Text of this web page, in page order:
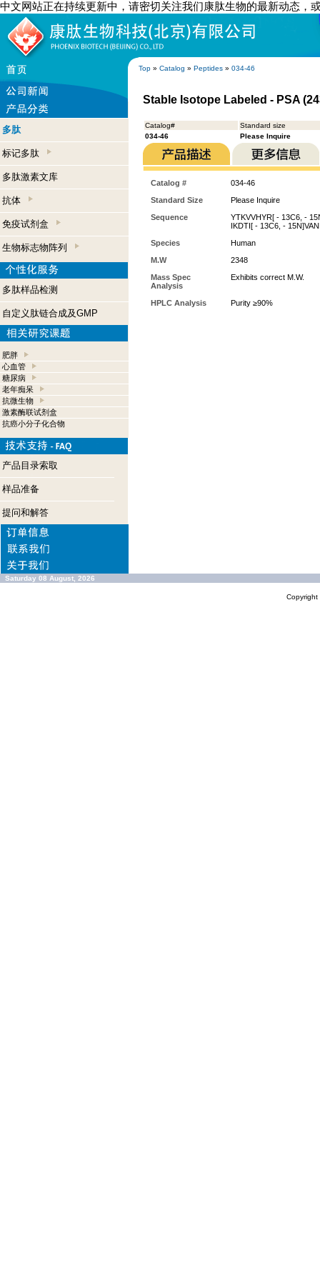
中文网站正在持续更新中，请密切关注我们康肽生物的最新动态，
Top » Catalog » Peptides » 034-46
多肽
标记多肽
多肽激素文库
抗体
免疫试剂盒
生物标志物阵列
多肽样品检测
自定义肽链合成及GMP
肥胖
心血管
糖尿病
老年痴呆
抗微生物
激素酶联试剂盒
抗癌小分子化合物
产品目录索取
样品准备
提问和解答
Stable Isotope Labeled - PSA
Catalog#
Standard size
034-46
Please Inquire
Catalog #
034-46
Standard Size
Please Inquire
Sequence
YTKVVHYR[ - 13C6, -
IKDTI[ - 13C6, -
Species
Human
M.W
2348
Mass Spec
Analysis
Exhibits correct M.W.
HPLC Analysis Purity ≥90%
Saturday 08 August, 2026